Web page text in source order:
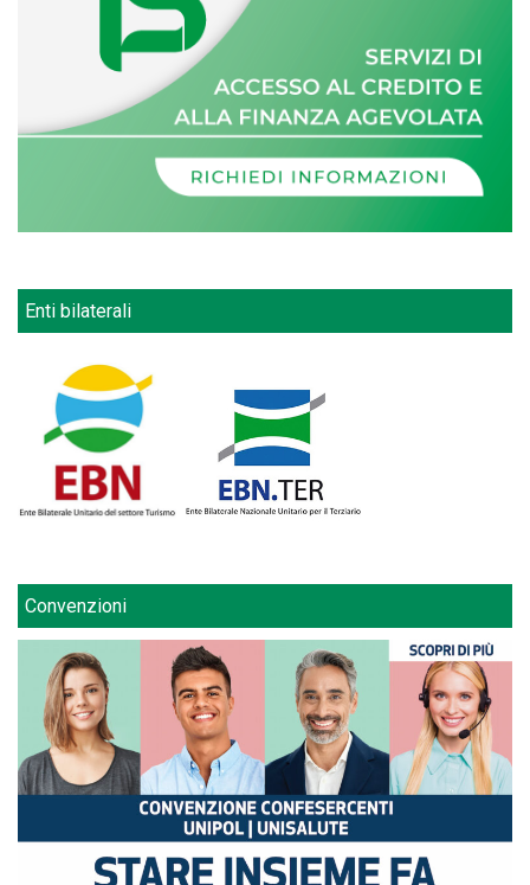
Enti bilaterali
Convenzioni